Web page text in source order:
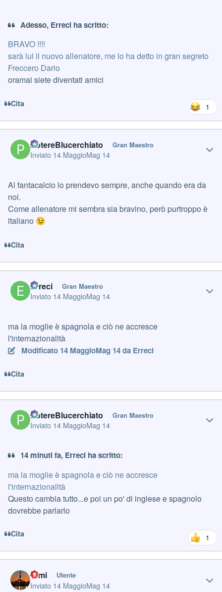
Adesso, Erreci ha scritto:
BRAVO !!!!
sarà lui il nuovo allenatore, me lo ha detto in gran segreto
Freccero Dario
oramai siete diventati amici
Cita 1
PotereBlucerchiato Gran Maestro
Inviato 14 MaggioMag 14
Al fantacalcio lo prendevo sempre, anche quando era da
noi.
Come allenatore mi sembra sia bravino, però purtroppo è
italiano 😉
Cita
Erreci Gran Maestro
Inviato 14 MaggioMag 14
ma la moglie è spagnola e ciò ne accresce
l'internazionalità
Modificato 14 MaggioMag 14da Erreci
Cita
PotereBlucerchiato Gran Maestro
Inviato 14 MaggioMag 14
14 minuti fa, Erreci ha scritto:
ma la moglie è spagnola e ciò ne accresce
l'internazionalità
Questo cambia tutto...e poi un po' di inglese e spagnolo
dovrebbe parlarlo
Cita 1
Cimi Utente
Inviato 14 MaggioMag 14